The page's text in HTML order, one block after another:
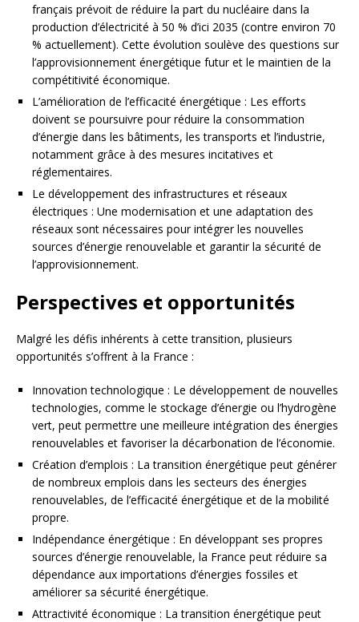
français prévoit de réduire la part du nucléaire dans la
production d’électricité à 50 % d’ici 2035 (contre environ 70
% actuellement). Cette évolution soulève des questions sur
l’approvisionnement énergétique futur et le maintien de la
compétitivité économique.
L’amélioration de l’efficacité énergétique : Les efforts
doivent se poursuivre pour réduire la consommation
d’énergie dans les bâtiments, les transports et l’industrie,
notamment grâce à des mesures incitatives et
réglementaires.
Le développement des infrastructures et réseaux
électriques : Une modernisation et une adaptation des
réseaux sont nécessaires pour intégrer les nouvelles
sources d’énergie renouvelable et garantir la sécurité de
l’approvisionnement.
Perspectives et opportunités
Malgré les défis inhérents à cette transition, plusieurs
opportunités s’offrent à la France :
Innovation technologique : Le développement de nouvelles
technologies, comme le stockage d’énergie ou l’hydrogène
vert, peut permettre une meilleure intégration des énergies
renouvelables et favoriser la décarbonation de l’économie.
Création d’emplois : La transition énergétique peut générer
de nombreux emplois dans les secteurs des énergies
renouvelables, de l’efficacité énergétique et de la mobilité
propre.
Indépendance énergétique : En développant ses propres
sources d’énergie renouvelable, la France peut réduire sa
dépendance aux importations d’énergies fossiles et
améliorer sa sécurité énergétique.
Attractivité économique : La transition énergétique peut